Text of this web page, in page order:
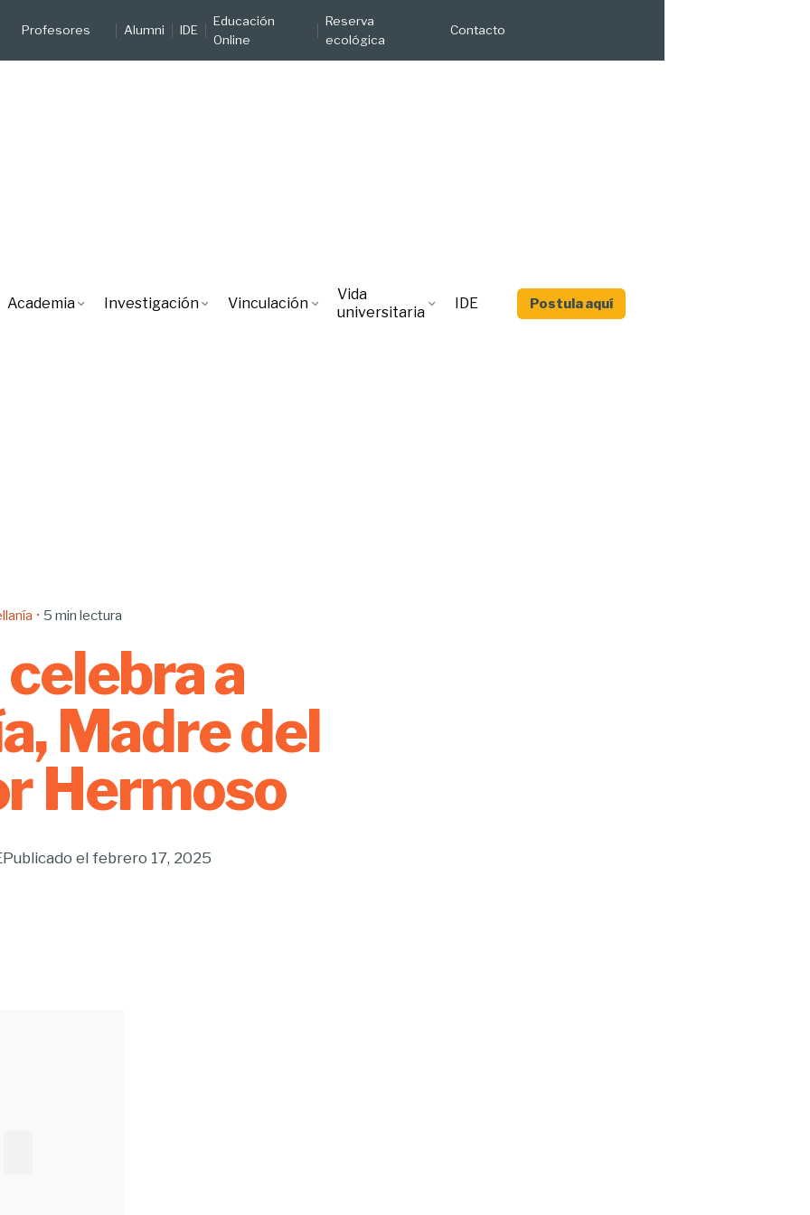
Profesores Alumni IDE
Educación
Online
Reserva
ecológica
Contacto
Academia Investigación Vinculación
Vida
universitaria
IDE Postula aquí
5 min lectura
a
Madre del
Hermoso
Publicado el febrero 17, 2025